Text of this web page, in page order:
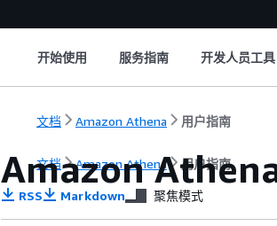
开始使用 服务指南 开发人员工具
文档 Amazon Athena 用户指南
文档 Amazon Athena 用户指南
Amazon
RSS Markdown 聚焦模式